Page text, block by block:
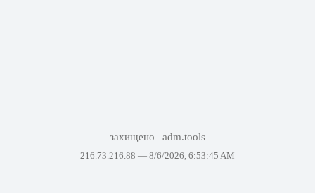
захищено adm.tools
216.73.216.88 — 8/6/2026, 6:53:45 AM